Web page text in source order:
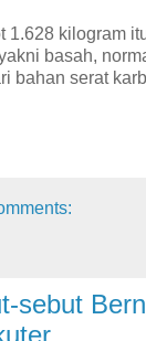
1.628 kilogram
basah,
bahan serat
sebut